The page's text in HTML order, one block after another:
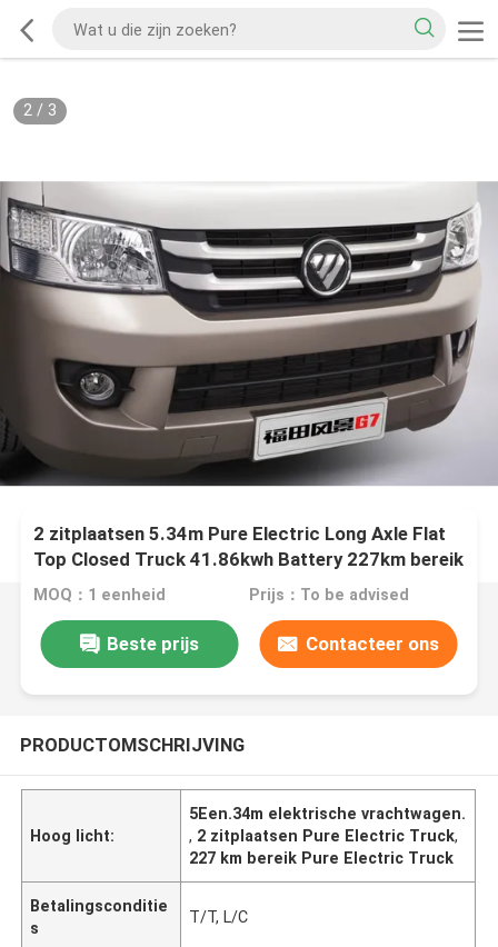
2/ 3
2 zitplaatsen 5.34m Pure Electric Long Axle Flat
Top Closed Truck 41.86kwh Battery 227km bereik
MOQ：1 eenheid Prijs：To be advised
Beste prijs Contacteer ons
PRODUCTOMSCHRIJVING
Hoog licht:
5Een.34m elektrische vrachtwagen.
, 2 zitplaatsen Pure Electric Truck,
227 km bereik Pure Electric Truck
Betalingsconditie
s
T/T, L/C